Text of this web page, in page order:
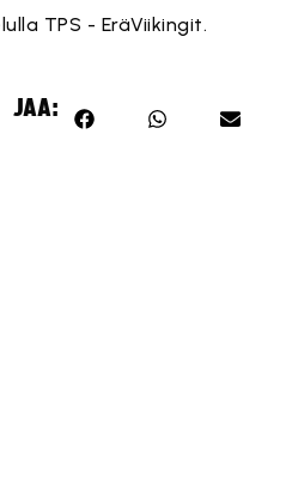
TPS - EräViikingit.
JAA: